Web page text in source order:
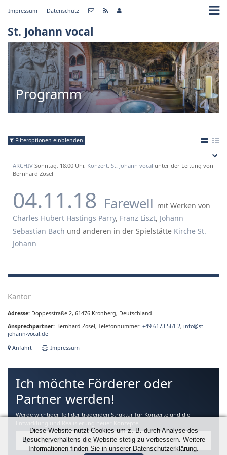
Impressum Datenschutz
St. Johann vocal
Programm
Filteroptionen einblenden
ARCHIV Sonntag, 18:00 Uhr, Konzert, St. Johann vocal unter der Leitung von
Bernhard Zosel
04.11.18 Farewell mit Werken von
Charles Hubert Hastings Parry, Franz Liszt, Johann
Sebastian Bach und anderen in der Spielstätte Kirche St.
Johann
Kantor
Adresse: Doppesstraße 2, 61476 Kronberg, Deutschland
Ansprechpartner: Bernhard Zosel, Telefonnummer: +49 6173 561 2, info@st-
johann-vocal.de
Anfahrt
Impressum
Ich möchte Förderer oder
Partner werden!
Werde wichtiger Teil der tragenden Struktur für Konzerte und die
Klar, ich unterstütze
Diese Website nutzt Cookies um z. B. durch Analyse des
Besucherverhaltens die Website stetig zu verbessern. Weitere
Informationen finden Sie in unserer Datenschutzerklärung.